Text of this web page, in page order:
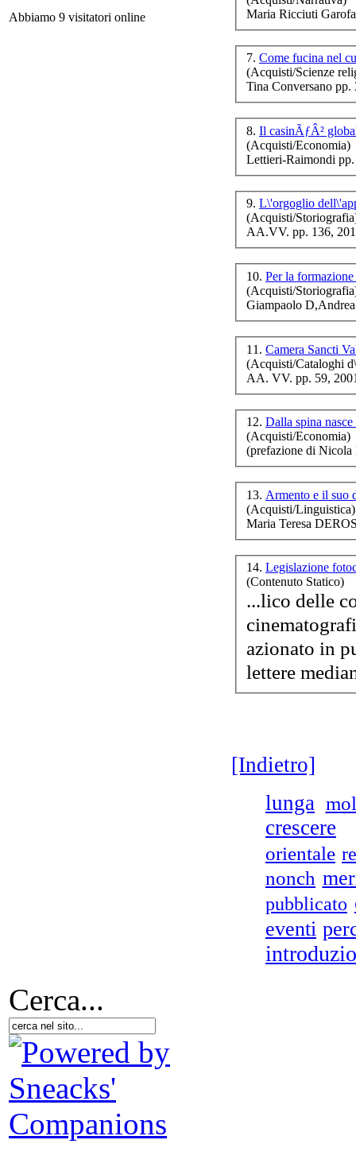
In
Abbiamo 9 visitatori online
Maria Ricciuti
7. Come fucina nel
(Acquisti/Scienze
Tina Conversano pp.
8. Il casinÃƒÂ²
(Acquisti/Economia)
Lettieri-Raimondi
9. L\'orgoglio
(Acquisti/
AA.VV. pp. 136,
10. Per la
(Acquisti/
Giampaolo
11. Camera Sancti
(Acquisti/Cataloghi
AA. VV. pp. 59,
12. Dalla spina
(Acquisti/Economia)
(prefazione di
13. Armento e il suo
(Acquisti/Linguistica)
Maria Teresa
14. Legislazione
(Contenuto Statico)
...lico delle
azionato in pubblico; c) compie i
lettere
[Indietro]
lunga
crescere
orientale
nonch
pubblicato
eventi
Cerca...